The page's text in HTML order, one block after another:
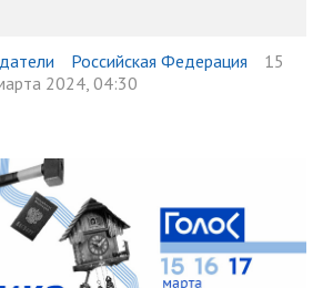
Российская Федерация
15
2024, 04:30